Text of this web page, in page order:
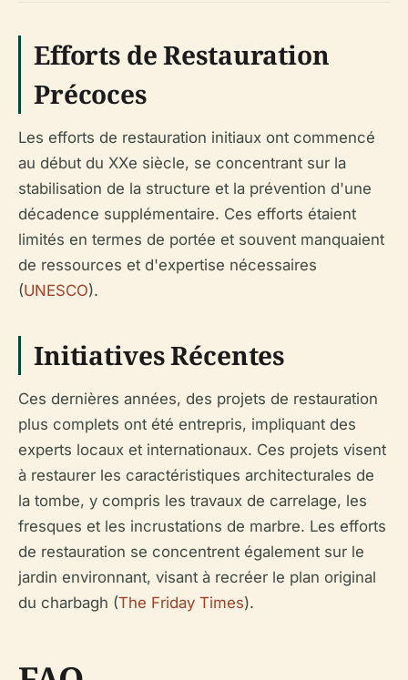
Efforts de Restauration
Précoces
Les efforts de restauration initiaux ont commencé
au début du XXe siècle, se concentrant sur la
stabilisation de la structure et la prévention d'une
décadence supplémentaire. Ces efforts étaient
limités en termes de portée et souvent manquaient
de ressources et d'expertise nécessaires
(UNESCO).
Initiatives Récentes
Ces dernières années, des projets de restauration
plus complets ont été entrepris, impliquant des
experts locaux et internationaux. Ces projets visent
à restaurer les caractéristiques architecturales de
la tombe, y compris les travaux de carrelage, les
fresques et les incrustations de marbre. Les efforts
de restauration se concentrent également sur le
jardin environnant, visant à recréer le plan original
du charbagh (The Friday Times).